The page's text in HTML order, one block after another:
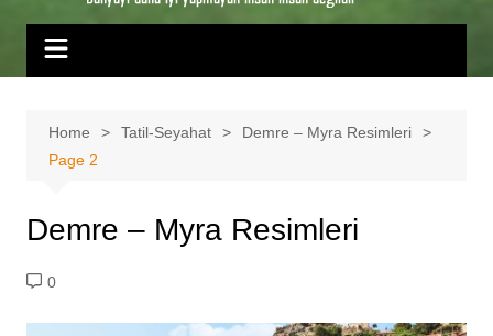
Home Tatil-Seyahat
Demre – Myra Resimleri
Page 2
Demre – Myra Resimleri
0